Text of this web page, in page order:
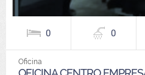
0 0
Oficina